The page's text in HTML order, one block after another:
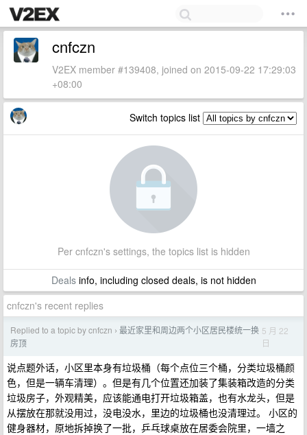
cnfczn
V2EX member #139408, joined on 2015-09-22 17:29:03
+08:00
Switch topics list
Per cnfczn's settings, the topics list is hidden
Dealsinfo, including closed deals, is not hidden
cnfczn's recent replies
Replied to a topic by cnfczn › 最近家里和周边两个小区居民楼统一换
房顶
5 月 22
日
说点题外话，小区里本身有垃圾桶（每个点位三个桶，分类垃圾桶颜
色，但是一辆车清理）。但是有几个位置还加装了集装箱改造的分类
垃圾房子，外观精美，应该能通电打开垃圾箱盖，也有水龙头，但是
从摆放在那就没用过，没电没水，里边的垃圾桶也没清理过。 小区的
健身器材，原地拆掉换了一批，乒乓球桌放在居委会院里，一墙之